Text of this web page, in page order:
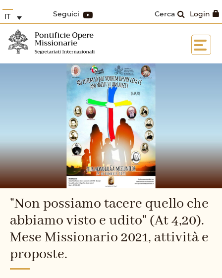
Login
Cerca
Seguici
IT
"Non possiamo tacere quello che
abbiamo visto e udito" (At 4,20).
Mese Missionario 2021, attività e
proposte.